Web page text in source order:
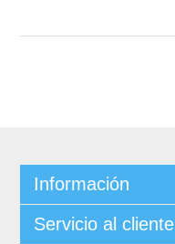
Información
Servicio al cliente